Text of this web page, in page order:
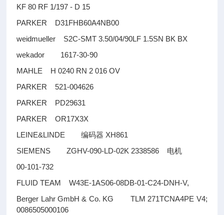
KF 80 RF 1/197 - D 15
PARKER D31FHB60A4NB00
weidmueller S2C-SMT 3.50/04/90LF 1.5SN BK BX
wekador 1617-30-90
MAHLE H 0240 RN 2 016 OV
PARKER 521-004626
PARKER PD29631
PARKER OR17X3X
LEINE&LINDE编码器 XH861
SIEMENS ZGHV-090-LD-02K 2338586 电机
00-101-732
FLUID TEAM W43E-1AS06-08DB-01-C24-DNH-V,
Berger Lahr GmbH & Co. KG TLM 271TCNA4PE V4;
0086505000106